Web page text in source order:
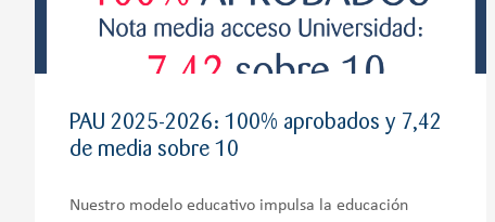
PAU 2025-2026: 100% aprobados y 7,42
de media sobre 10
Nuestro modelo educativo impulsa la educación